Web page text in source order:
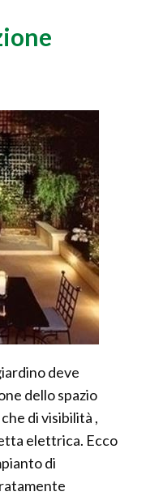
deve
dello spazio
di visibilità ,
elettrica. Ecco
di